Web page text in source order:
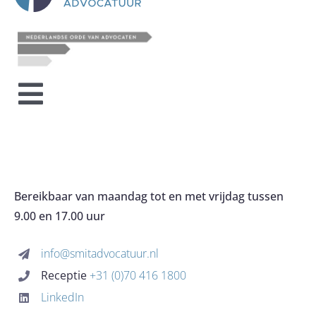
Toggle
KOSTEN
Bereikbaar van maandag tot en met vrijdag tussen
9.00 en 17.00 uur
info@smitadvocatuur.nl
Receptie +31 (0)70 416 1800
LinkedIn